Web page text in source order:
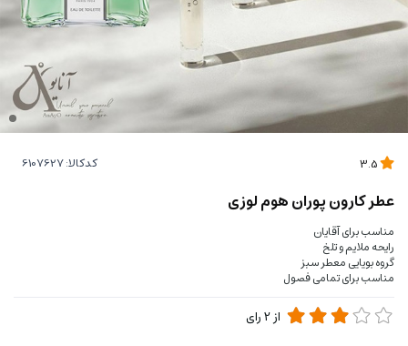
کدکالا:
عطر کارون پوران هوم لوزی
مناسب برای آقایان
رایحه ملایم و تلخ
گروه بویایی معطر سبز
مناسب برای تمامی فصول
از2رای